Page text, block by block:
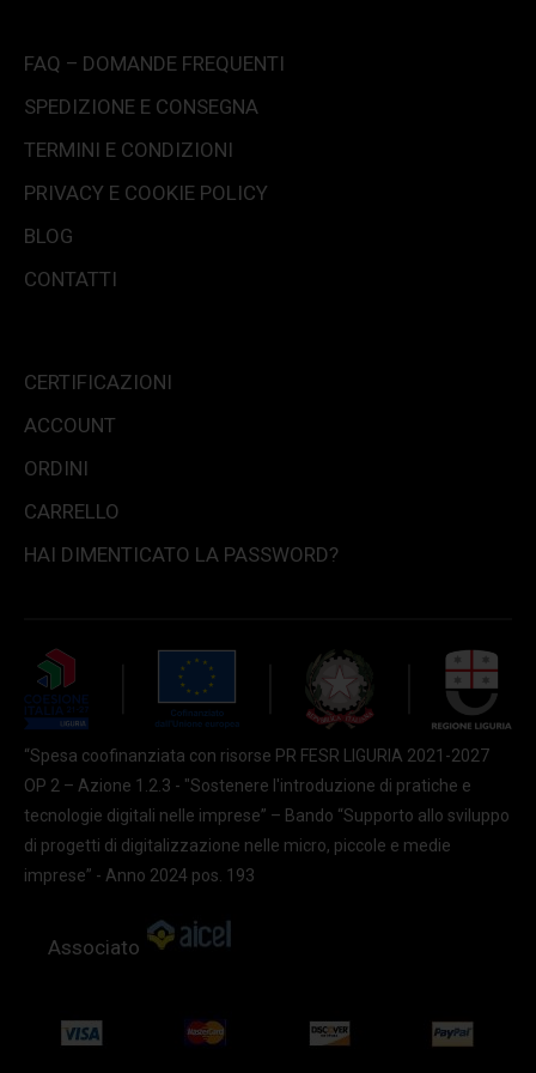
FAQ – DOMANDE FREQUENTI
SPEDIZIONE E CONSEGNA
TERMINI E CONDIZIONI
PRIVACY E COOKIE POLICY
BLOG
CONTATTI
CERTIFICAZIONI
ACCOUNT
ORDINI
CARRELLO
HAI DIMENTICATO LA PASSWORD?
“Spesa coofinanziata con risorse PR FESR LIGURIA 2021-2027
OP 2 – Azione 1.2.3 - "Sostenere l'introduzione di pratiche e
tecnologie digitali nelle imprese” – Bando “Supporto allo sviluppo
di progetti di digitalizzazione nelle micro, piccole e medie
imprese” - Anno 2024 pos. 193
Associato